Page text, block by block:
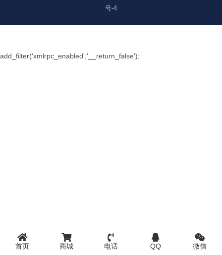
号-4
首页 商城 电话 QQ 微信
add_filter('xmlrpc_enabled','__return_false');